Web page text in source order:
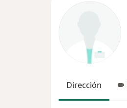
Dirección